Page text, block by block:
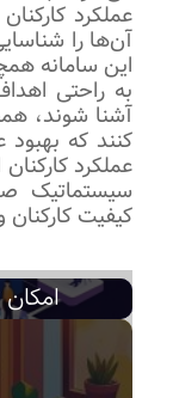
عملکرد
آن‌ها را
این سامانه
به راحتی
آشنا شوند،
کنند که
عملکرد
سیستماتیک
کیفیت